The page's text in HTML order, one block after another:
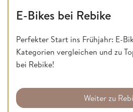
E-Bikes bei Rebike
Perfekter Start ins Frühjahr: E-
Kategorien vergleichen und zu
bei Rebike!
Weiter zu